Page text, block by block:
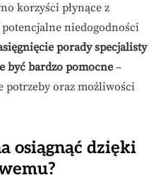
korzyści płynące z
niedogodności
porady specjalisty
być bardzo pomocne –
oraz możliwości
osiągnąć dzięki